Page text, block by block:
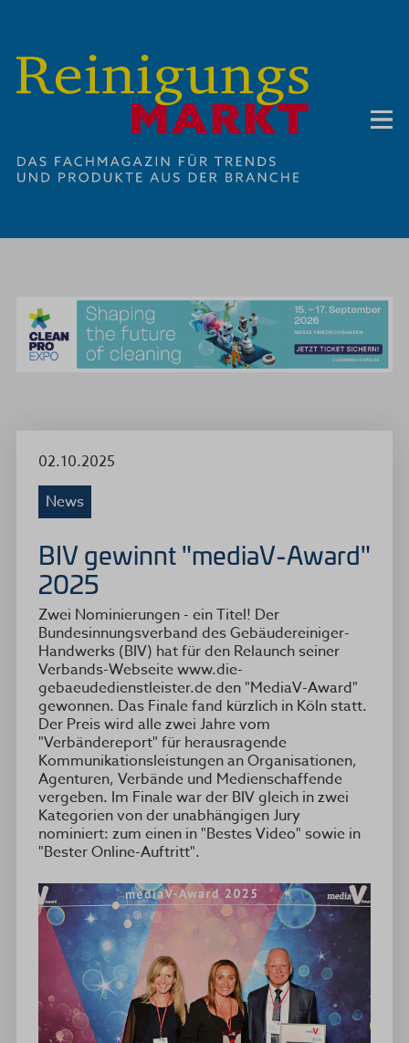
02.10.2025
News
BIV gewinnt "mediaV-Award"
2025
Zwei Nominierungen - ein Titel! Der
Bundesinnungsverband des Gebäudereiniger-
Handwerks (BIV) hat für den Relaunch seiner
Verbands-Webseite www.die-
gebaeudedienstleister.de den "MediaV-Award"
gewonnen. Das Finale fand kürzlich in Köln statt.
Der Preis wird alle zwei Jahre vom
"Verbändereport" für herausragende
Kommunikationsleistungen an Organisationen,
Agenturen, Verbände und Medienschaffende
vergeben. Im Finale war der BIV gleich in zwei
Kategorien von der unabhängigen Jury
nominiert: zum einen in "Bestes Video" sowie in
"Bester Online-Auftritt".